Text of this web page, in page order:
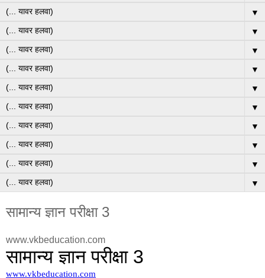
▼
▼
▼
▼
▼
▼
▼
▼
▼
▼
सामान्य ज्ञान परीक्षा 3
www.vkbeducation.com